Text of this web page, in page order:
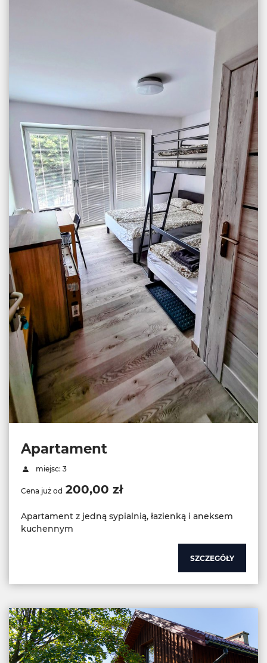
Apartament
miejsc: 3
Cena już od 200,00 zł
Apartament z jedną sypialnią, łazienką i aneksem
kuchennym
SZCZEGÓŁY